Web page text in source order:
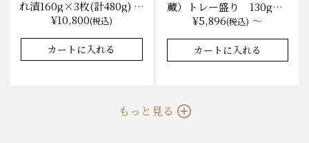
れ漬160g×3枚(計480g) 木
箱入 味噌酒粕漬け/冷蔵
送料無料
¥10,800(税込)
★★★★★
★★★★★ 4.9 8件
蔵）トレー盛り 130g×1
枚から量り売り
¥5,896(税込) ～
★★★★★
★★★★★ 4.9 35件